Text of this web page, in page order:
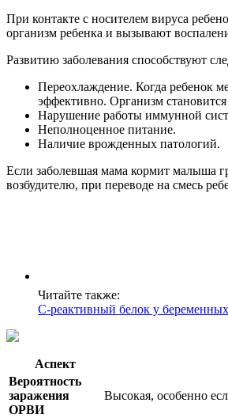
При контакте с носителем вируса
организм ребенка и вызывают
Развитию заболевания способствуют
Переохлаждение. Когда ребенок
эффективно. Организм
Нарушение работы иммунной
Неполноценное питание.
Наличие врожденных патологий.
Если заболевшая мама кормит малыша
возбудителю, при переводе на смесь
Читайте также:
С-реактивный белок у беременных
Аспект
Вероятность
заражения
ОРВИ
Высокая, особенно